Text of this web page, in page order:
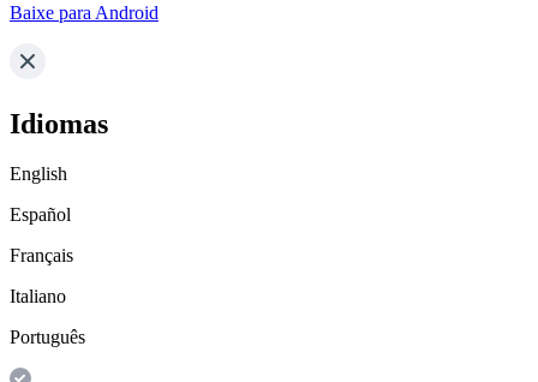
Baixe para Android
Idiomas
English
Español
Français
Italiano
Português